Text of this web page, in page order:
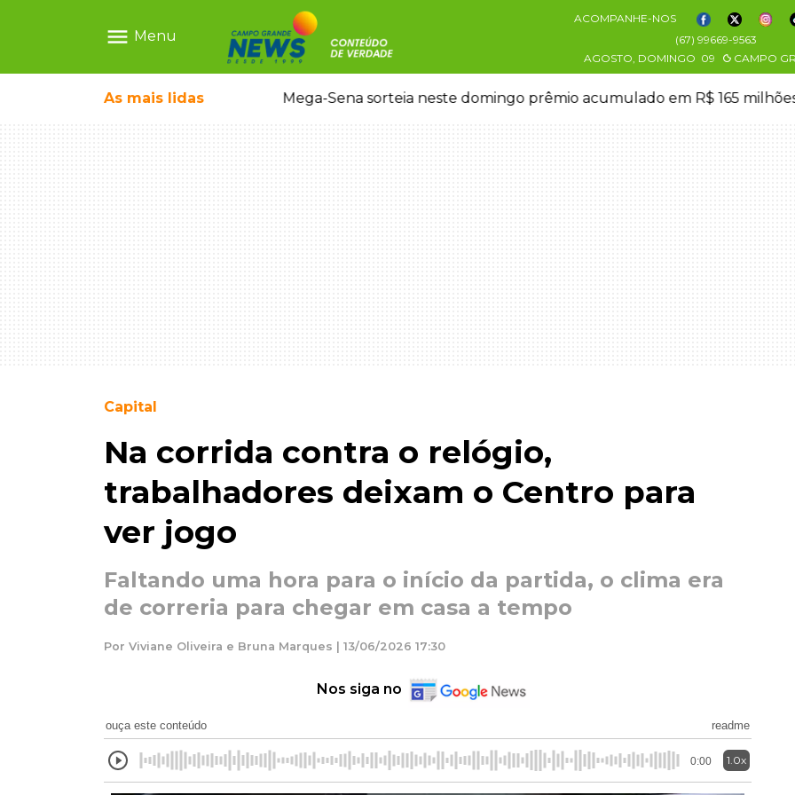
menu Menu
ACOMPANHE-NOS
(67) 99669-9563
AGOSTO, DOMINGO 09 CAMPO
As mais lidas
em sequestro de bebê na Capital Mega-Sena sorteia neste domingo prêmio acumulado em R$ 165
Capital
Na corrida contra o relógio,
trabalhadores deixam o Centro para
ver jogo
Faltando uma hora para o início da partida, o clima era
de correria para chegar em casa a tempo
Por Viviane Oliveira e Bruna Marques | 13/06/2026 17:30
Nos siga no
ouça este conteúdo readme
0:00 1.0x